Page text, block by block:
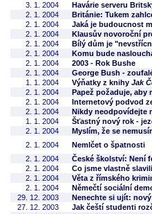
3. 1. 2004
Havárie serveru
2. 1. 2004
Británie: Tukem
2. 1. 2004
Jaká je budoucnost
2. 1. 2004
Klausův novoroční
2. 1. 2004
Bílý dům je
2. 1. 2004
Komu bude
2. 1. 2004
2003 - Rok Bushe
2. 1. 2004
George Bush -
1. 1. 2004
Výňatky z knihy Jak
2. 1. 2004
Papež požaduje, aby
2. 1. 2004
Internetový podvod
2. 1. 2004
Nikdy neodpovídejte
1. 1. 2004
Šťastný nový rok -
2. 1. 2004
Myslím, že se
2. 1. 2004
Nemlčet o špatnosti
2. 1. 2004
České školství: Není
2. 1. 2004
Co jsme vlastně
2. 1. 2004
Věta z římského
2. 1. 2004
Němečtí sociální
29. 12. 2003
Nenechte si ujít:
27. 12. 2003
Jak čeští studenti